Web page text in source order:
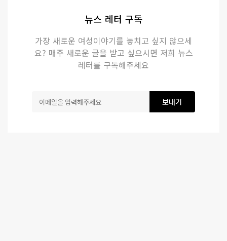
뉴스 레터 구독
가장 새로운 여성이야기를 놓치고 싶지 않으세
요? 매주 새로운 글을 받고 싶으시면 저희 뉴스
레터를 구독해주세요
보내기